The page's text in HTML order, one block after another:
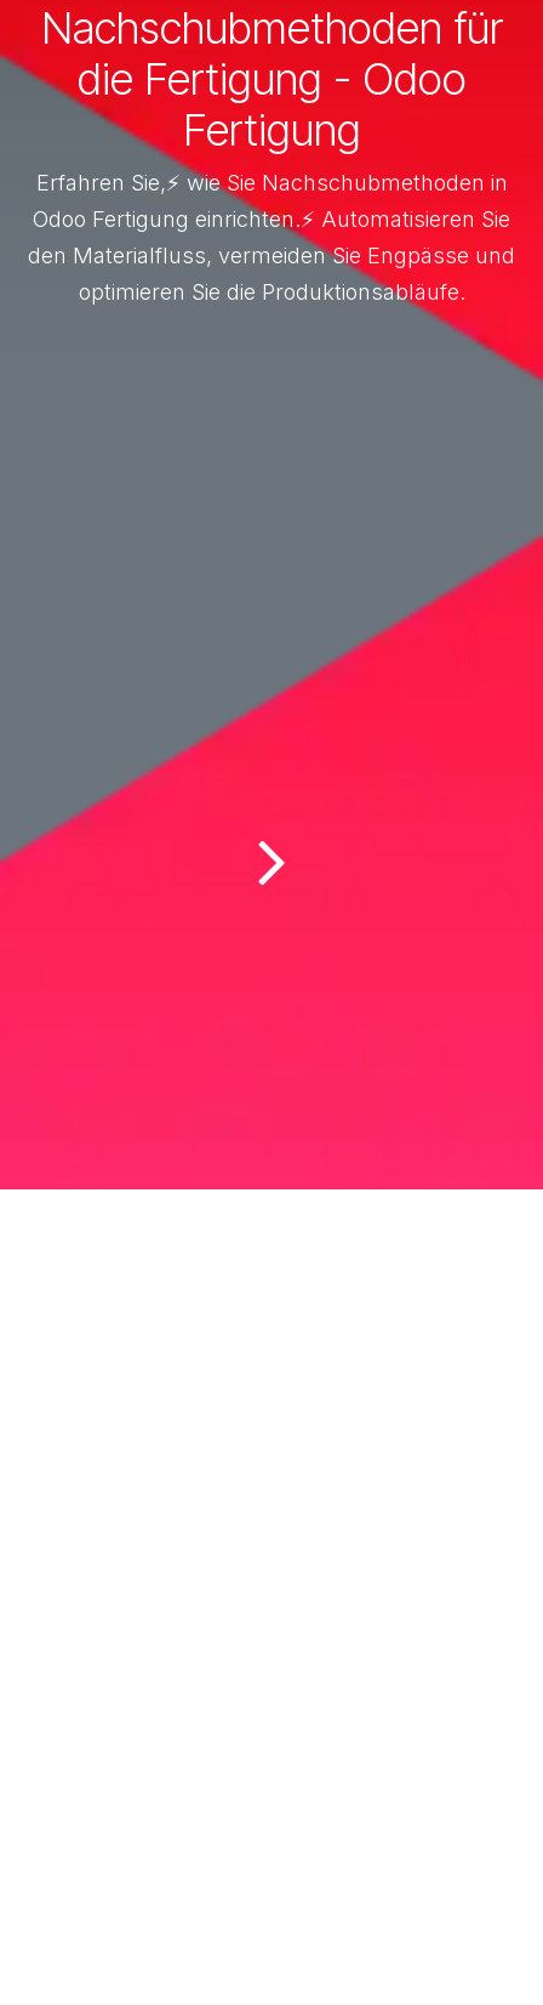
Nachschubmethoden für
die Fertigung - Odoo
Fertigung
Erfahren Sie,⚡ wie Sie Nachschubmethoden in
Odoo Fertigung einrichten.⚡ Automatisieren Sie
den Materialfluss, vermeiden Sie Engpässe und
optimieren Sie die Produktionsabläufe.